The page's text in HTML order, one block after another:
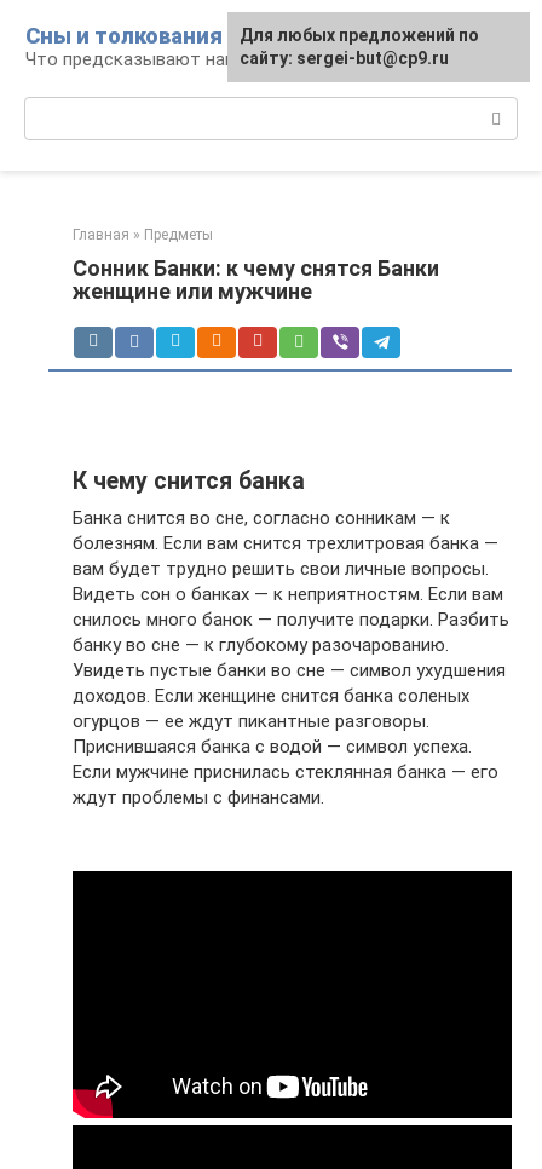
контенту
Сны и толкования
Что предсказывают нам наши сны
Главная » Предметы
Сонник Банки: к чему снятся Банки
женщине или мужчине
К чему снится банка
Банка снится во сне, согласно сонникам — к
болезням. Если вам снится трехлитровая банка —
вам будет трудно решить свои личные вопросы.
Видеть сон о банках — к неприятностям. Если вам
снилось много банок — получите подарки. Разбить
банку во сне — к глубокому разочарованию.
Увидеть пустые банки во сне — символ ухудшения
доходов. Если женщине снится банка соленых
огурцов — ее ждут пикантные разговоры.
Приснившаяся банка с водой — символ успеха.
Если мужчине приснилась стеклянная банка — его
ждут проблемы с финансами.
Для любых предложений по
сайту: sergei-but@cp9.ru